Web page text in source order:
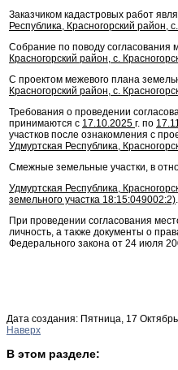
Заказчиком кадастровых работ
Республика, Красногорский район,
Собрание по поводу согласования
Красногорский район, с.
С проектом межевого плана
Красногорский район, с.
Требования о проведении
принимаются с 17.10.2025 г. по
участков после ознакомления с
Удмуртская Республика,
Смежные земельные участки, в
Удмуртская Республика,
земельного участка 18:15:049002:2).
При проведении согласования
личность, а также документы о
Федерального закона от 24 июля
Дата создания: Пятница, 17
Наверх
В этом разделе: